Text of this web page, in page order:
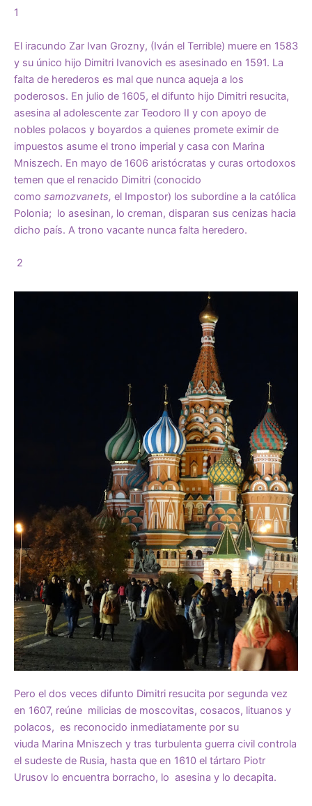
1
El iracundo Zar Ivan Grozny, (Iván el Terrible) muere en 1583
y su único hijo Dimitri Ivanovich es asesinado en 1591. La
falta de herederos es mal que nunca aqueja a los
poderosos. En julio de 1605, el difunto hijo Dimitri resucita,
asesina al adolescente zar Teodoro II y con apoyo de
nobles polacos y boyardos a quienes promete eximir de
impuestos asume el trono imperial y casa con Marina
Mniszech. En mayo de 1606 aristócratas y curas ortodoxos
temen que el renacido Dimitri (conocido
como samozvanets, el Impostor) los subordine a la católica
Polonia; lo asesinan, lo creman, disparan sus cenizas hacia
dicho país. A trono vacante nunca falta heredero.
2
Pero el dos veces difunto Dimitri resucita por segunda vez
en 1607, reúne milicias de moscovitas, cosacos, lituanos y
polacos, es reconocido inmediatamente por su
viuda Marina Mniszech y tras turbulenta guerra civil controla
el sudeste de Rusia, hasta que en 1610 el tártaro Piotr
Urusov lo encuentra borracho, lo asesina y lo decapita.